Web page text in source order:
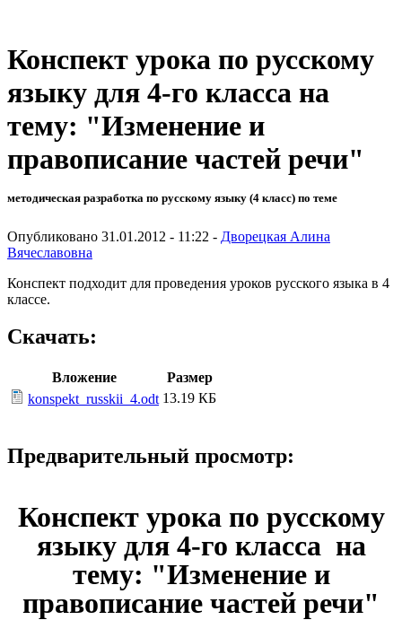
Конспект урока по русскому
языку для 4-го класса на
тему: "Изменение и
правописание частей речи"
методическая разработка по русскому языку (4 класс) по теме
Опубликовано 31.01.2012 - 11:22 - Дворецкая Алина
Вячеславовна
Конспект подходит для проведения уроков русского языка в 4
классе.
Скачать:
Вложение
Размер
konspekt_russkii_4.odt 13.19 КБ
Предварительный просмотр:
Конспект урока по русскому
языку для 4-го класса на
тему: "Изменение и
правописание частей речи"